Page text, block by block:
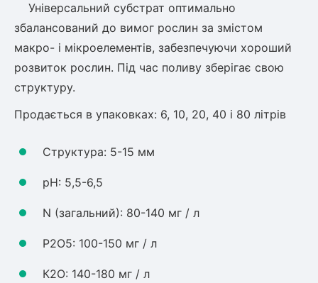
Абрикос
Обліпиха
Кизил
Диплоидная слива
Бобовник (Жерновець)
Калина
Піраканта
Бузина
М'ята
Бамбук
Очиток (седум)
Вівсяниця
Чемерник (морозник)
Універсальний субстрат оптимально
збалансований до вимог рослин за змістом
макро- і мікроелементів, забезпечуючи хороший
розвиток рослин. Під час поливу зберігає свою
структуру.
Продається в упаковках: 6, 10, 20, 40 і 80 літрів
Структура: 5-15 мм
рН: 5,5-6,5
N (загальний): 80-140 мг / л
Р2О5: 100-150 мг / л
К2О: 140-180 мг / л